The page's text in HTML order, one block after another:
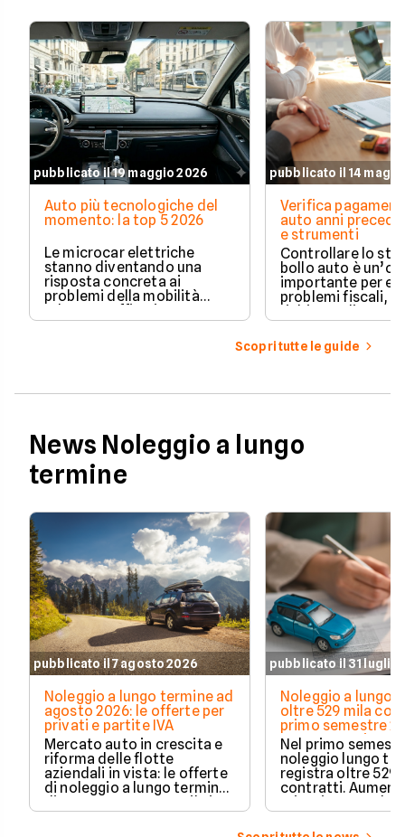
pubblicato il 19 maggio 2026
Auto più tecnologiche del
momento: la top 5 2026
Le microcar elettriche
stanno diventando una
risposta concreta ai
problemi della mobilità
urbana: traffico intenso,
parcheggi limitati e costi di
pubblicato il 14
Verifica
auto anni
e strumenti
Controllare lo
bollo auto è
importante per
problemi fiscali,
richieste di
inattese.
Scopri tutte le guide
News Noleggio a lungo
termine
pubblicato il 7 agosto 2026
Noleggio a lungo termine ad
agosto 2026: le offerte per
privati e partite IVA
Mercato auto in crescita e
riforma delle flotte
aziendali in vista: le offerte
di noleggio a lungo termine
di agosto 2026 su Facile.it,
per privati e partite IVA.
pubblicato il 31 luglio
Noleggio a lungo
oltre 529 mila
primo semestre
Crescono privati
elettrificate
Nel primo
noleggio lungo
registra oltre 529
contratti.
privati, cresce la
media e
plug-in ed